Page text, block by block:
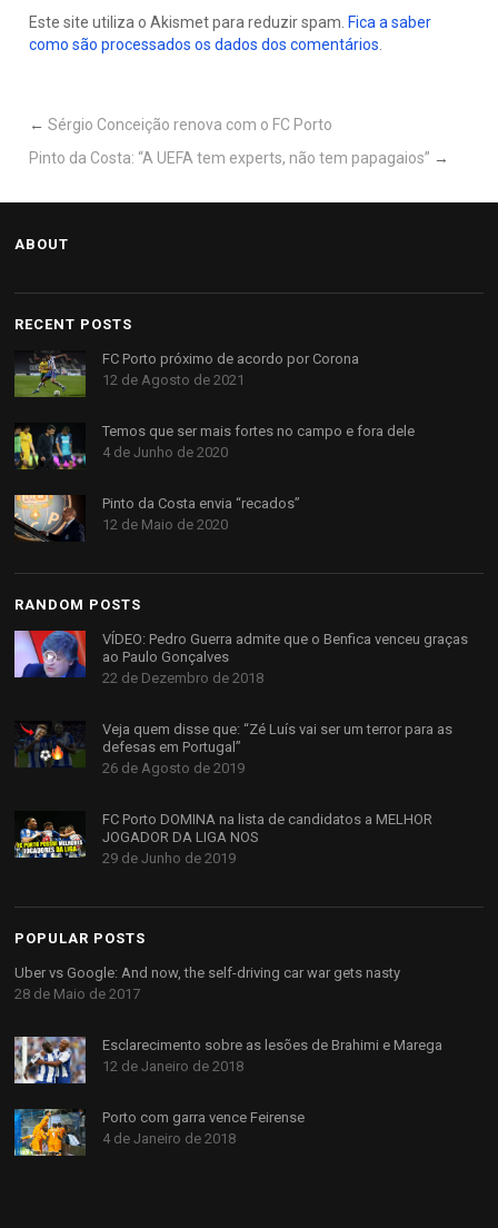
Este site utiliza o Akismet para reduzir spam. Fica a saber
como são processados os dados dos comentários
←Sérgio Conceição renova com o FC Porto
Pinto da Costa: “A UEFA tem experts, não tem papagaios” →
ABOUT
RECENT POSTS
FC Porto próximo de acordo por Corona
12 de Agosto de 2021
Temos que ser mais fortes no campo e fora dele
4 de Junho de 2020
Pinto da Costa envia “recados”
12 de Maio de 2020
RANDOM POSTS
VÍDEO: Pedro Guerra admite que o Benfica venceu graças
ao Paulo Gonçalves
22 de Dezembro de 2018
Veja quem disse que: “Zé Luís vai ser um terror para as
defesas em Portugal”
26 de Agosto de 2019
FC Porto DOMINA na lista de candidatos a MELHOR
JOGADOR DA LIGA NOS
29 de Junho de 2019
POPULAR POSTS
Uber vs Google: And now, the self-driving car war gets nasty
28 de Maio de 2017
Esclarecimento sobre as lesões de Brahimi e Marega
12 de Janeiro de 2018
Porto com garra vence Feirense
4 de Janeiro de 2018